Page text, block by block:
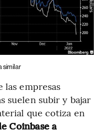
similar
las empresas
suelen subir y bajar
que cotiza en
Coinbase a